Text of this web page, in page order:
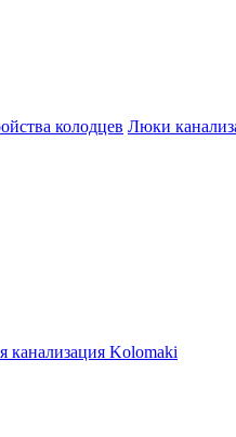
колодцев Люки
канализация Kolomaki